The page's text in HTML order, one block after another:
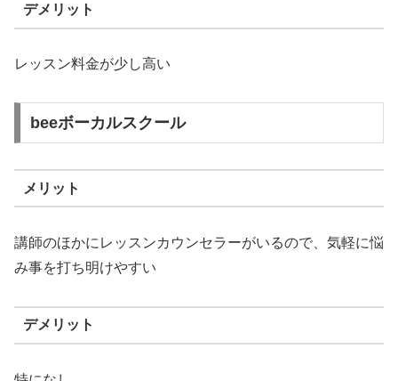
デメリット
レッスン料金が少し高い
beeボーカルスクール
メリット
講師のほかにレッスンカウンセラーがいるので、気軽に悩
み事を打ち明けやすい
デメリット